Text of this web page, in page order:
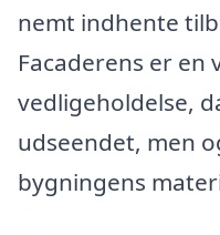
nemt indhente
Facaderens er en
vedligeholdelse,
udseendet, men
bygningens